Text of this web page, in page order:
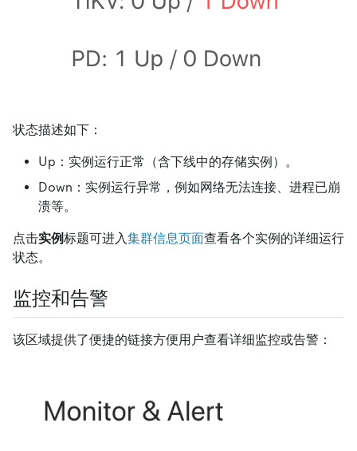
状态描述如下：
Up：实例运行正常（含下线中的存储实例）。
Down：实例运行异常，例如网络无法连接、进程已崩
溃等。
点击实例标题可进入集群信息页面查看各个实例的详细运行
状态。
监控和告警
该区域提供了便捷的链接方便用户查看详细监控或告警：